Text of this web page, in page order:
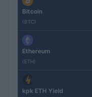
Bitcoin
(BTC)
Ethereum
(ETH)
kpk ETH Yield